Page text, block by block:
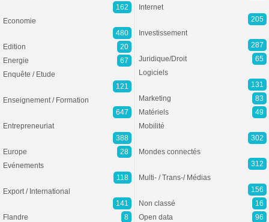
162
Economie
480
Edition
20
Energie
67
Enquête / Etude
121
Enseignement / Formation
647
Entrepreneuriat
388
Europe
28
Evénements
118
Export / International
141
Flandre
8
Internet
205
Investissement
287
Juridique/Droit
65
Logiciels
131
Marketing
83
Matériels
49
Mobilité
302
Mondes connectés
312
Multi- / Trans-/ Médias
156
Non classé
16
Open data
96